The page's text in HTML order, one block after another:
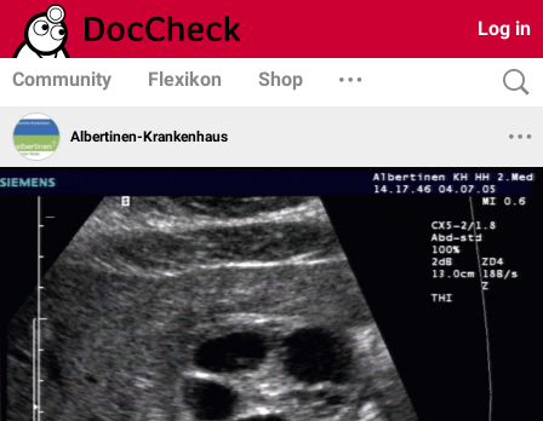
Log in
Community Flexikon Shop
Albertinen-Krankenhaus